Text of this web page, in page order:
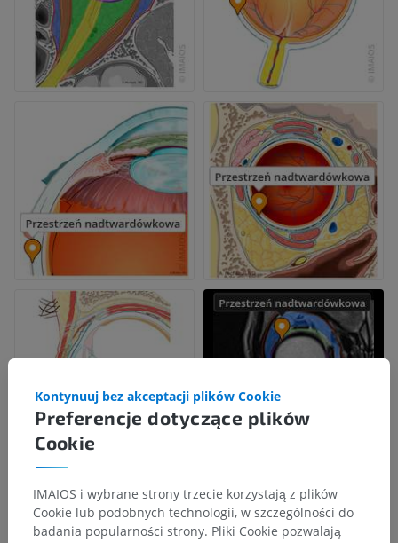
Preferencje dotyczące plików
Cookie
Kontynuuj bez akceptacji plików Cookie
IMAIOS i wybrane strony trzecie korzystają z plików
Cookie lub podobnych technologii, w szczególności do
badania popularności strony. Pliki Cookie pozwalają